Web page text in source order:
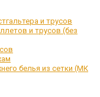
и трусов
и трусов (без
белья из сетки (МК